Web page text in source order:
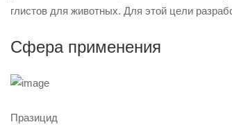
глистов для животных. Для этой цели
Сфера применения
Празицид